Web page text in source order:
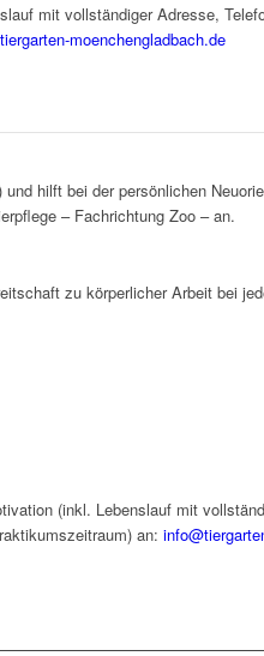
mit vollständiger Adresse,
moenchengladbach.de
hilft bei der persönlichen
– Fachrichtung Zoo – an.
zu körperlicher Arbeit bei
(inkl. Lebenslauf mit
an: